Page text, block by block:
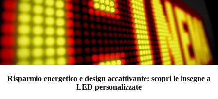
Risparmio energetico e design accattivante: scopri le insegne a
LED personalizzate